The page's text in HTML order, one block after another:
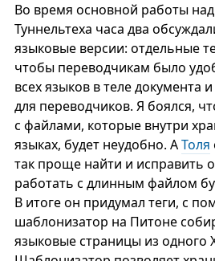
Во время основной работы
Туннельтеха часа два
языковые версии: отдельные
чтобы переводчикам было
всех языков в теле документа
для переводчиков. Я боялся,
с файлами, которые внутри
языках, будет неудобно. АТоля
так проще найти и исправить
работать с длинным файлом
В итоге он придумал теги, с
шаблонизатор на Питоне
языковые страницы из одного